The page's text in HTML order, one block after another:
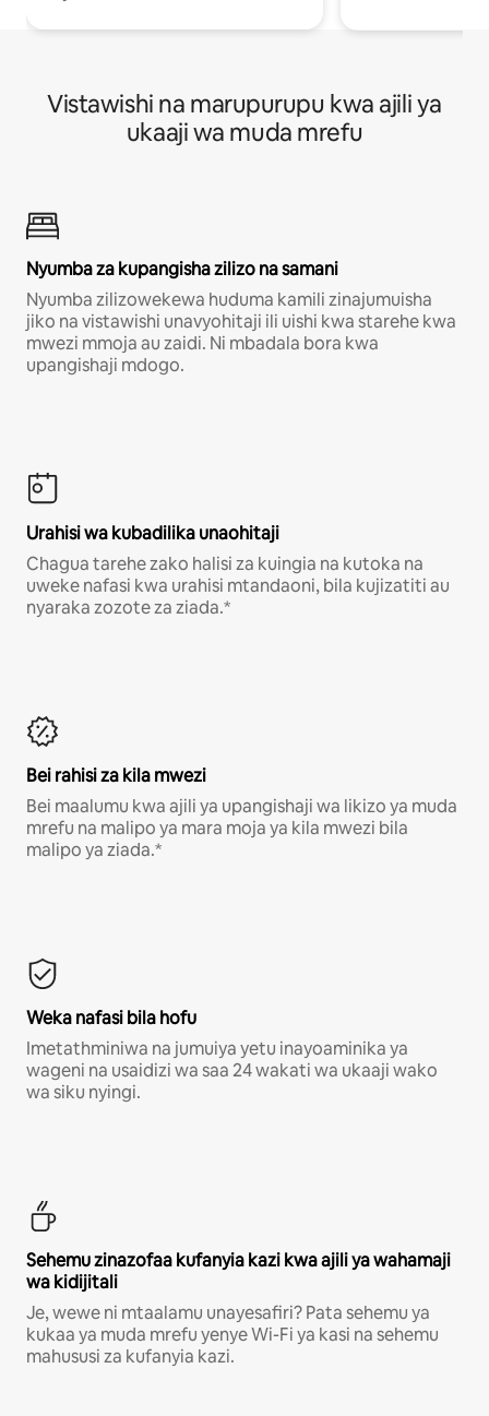
Vistawishi na marupurupu kwa ajili ya
ukaaji wa muda mrefu
Nyumba za kupangisha zilizo na samani
Nyumba zilizowekewa huduma kamili zinajumuisha
jiko na vistawishi unavyohitaji ili uishi kwa starehe kwa
mwezi mmoja au zaidi. Ni mbadala bora kwa
upangishaji mdogo.
Urahisi wa kubadilika unaohitaji
Chagua tarehe zako halisi za kuingia na kutoka na
uweke nafasi kwa urahisi mtandaoni, bila kujizatiti au
nyaraka zozote za ziada.*
Bei rahisi za kila mwezi
Bei maalumu kwa ajili ya upangishaji wa likizo ya muda
mrefu na malipo ya mara moja ya kila mwezi bila
malipo ya ziada.*
Weka nafasi bila hofu
Imetathminiwa na jumuiya yetu inayoaminika ya
wageni na usaidizi wa saa 24 wakati wa ukaaji wako
wa siku nyingi.
Sehemu zinazofaa kufanyia kazi kwa ajili ya wahamaji
wa kidijitali
Je, wewe ni mtaalamu unayesafiri? Pata sehemu ya
kukaa ya muda mrefu yenye Wi-Fi ya kasi na sehemu
mahususi za kufanyia kazi.